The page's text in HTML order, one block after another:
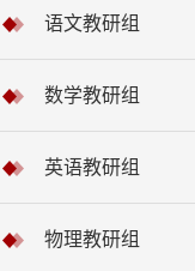
语文教研组
数学教研组
英语教研组
物理教研组